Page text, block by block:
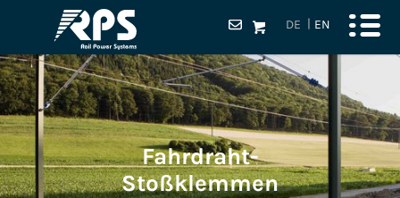
DE EN
Fahrdraht-
Stoßklemmen